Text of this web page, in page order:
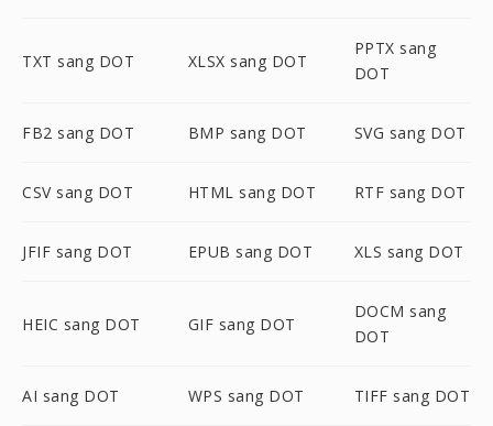
TXT sang DOT XLSX sang DOT
PPTX sang
DOT
FB2 sang DOT BMP sang DOT SVG sang DOT
CSV sang DOT HTML sang DOT RTF sang DOT
JFIF sang DOT EPUB sang DOT XLS sang DOT
HEIC sang DOT GIF sang DOT
DOCM sang
DOT
AI sang DOT WPS sang DOT TIFF sang DOT